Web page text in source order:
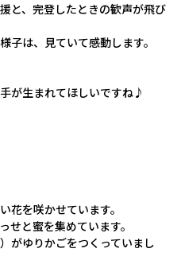
と、完登したときの歓声が飛び
子は、見ていて感動します。
が生まれてほしいですね♪
花を咲かせています。
せと蜜を集めています。
がゆりかごをつくっていまし